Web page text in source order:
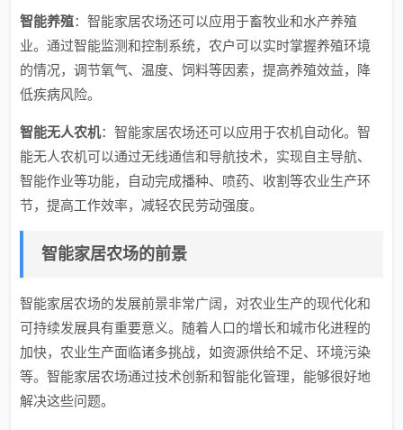
智能养殖：智能家居农场还可以应用于畜牧业和水产养殖
业。通过智能监测和控制系统，农户可以实时掌握养殖环境
的情况，调节氧气、温度、饲料等因素，提高养殖效益，降
低疾病风险。
智能无人农机：智能家居农场还可以应用于农机自动化。智
能无人农机可以通过无线通信和导航技术，实现自主导航、
智能作业等功能，自动完成播种、喷药、收割等农业生产环
节，提高工作效率，减轻农民劳动强度。
智能家居农场的前景
智能家居农场的发展前景非常广阔，对农业生产的现代化和
可持续发展具有重要意义。随着人口的增长和城市化进程的
加快，农业生产面临诸多挑战，如资源供给不足、环境污染
等。智能家居农场通过技术创新和智能化管理，能够很好地
解决这些问题。